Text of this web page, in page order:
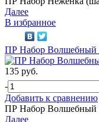
Далее
В избранное
ПР Набор Волшебный
135 руб.
-
Добавить к сравнению
ПР Набор Волшебный
Далее